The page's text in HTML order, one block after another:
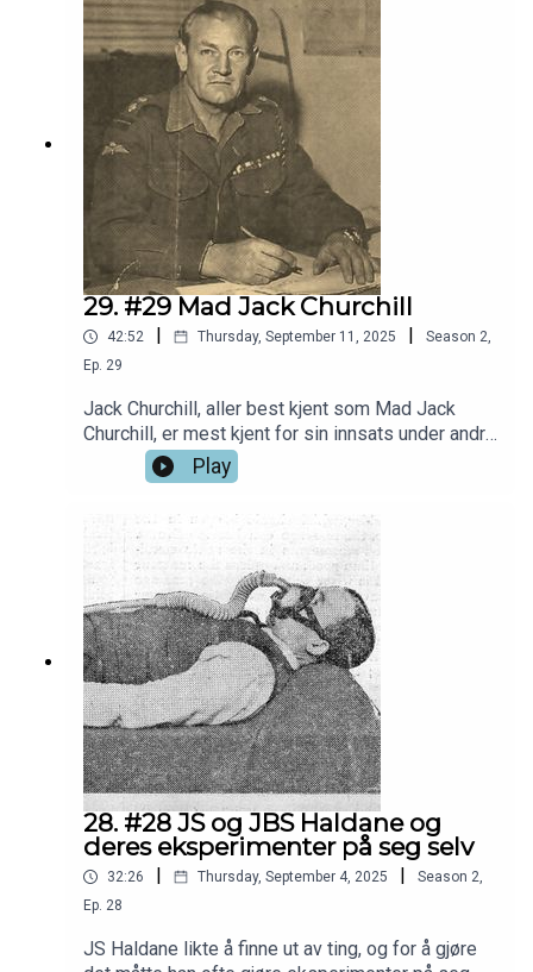
29. #29 Mad Jack Churchill
42:52 Thursday, September 11, 2025 Season 2,
Ep. 29
Jack Churchill, aller best kjent som Mad Jack
Churchill, er mest kjent for sin innsats under andre
verdenskrig. Mens andre brukte jagerfly og
maskingeværer, var Mad Jack mer glad i sverd,
pil og bue, og ikke minst det mest forvirrende
våpen av dem alle: sekkepipe.For mer fra
Commander in Chief, som har låta om Mad Jack
på slutten, gå hit:
https://www.instagram.com/thecommanderinchie
f1/
Play
28. #28 JS og JBS Haldane og
deres eksperimenter på seg selv
32:26 Thursday, September 4, 2025 Season 2,
Ep. 28
JS Haldane likte å finne ut av ting, og for å gjøre